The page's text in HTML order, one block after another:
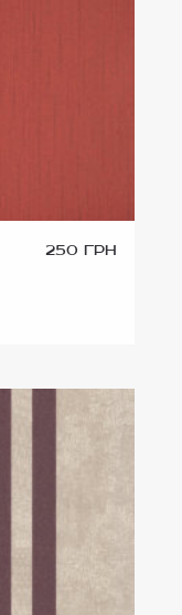
250 грн